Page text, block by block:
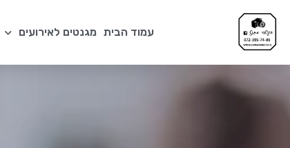
עמוד הבית מגנטים לאירועים